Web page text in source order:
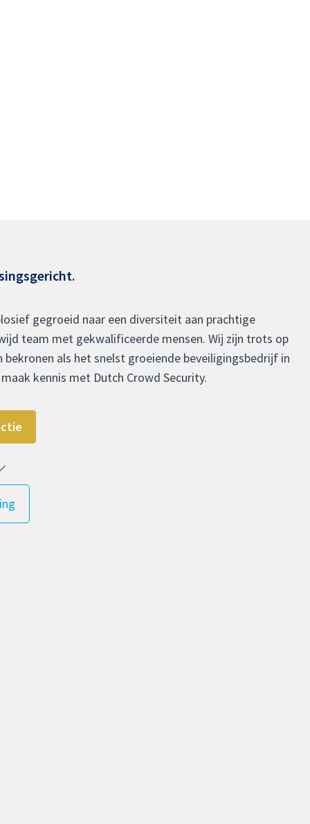
gegroeid naar een diversiteit aan prachtige
team met gekwalificeerde mensen. Wij zijn trots op
als het snelst groeiende beveiligingsbedrijf in
kennis met Dutch Crowd Security.